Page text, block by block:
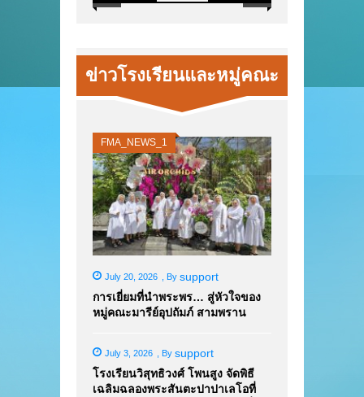
ข่าวโรงเรียนและหมู่คณะ
FMA_NEWS_1
July 20, 2026 By support
การเยี่ยมที่นำพระพร… สู่หัวใจของ
หมู่คณะมารีย์อุปถัมภ์ สามพราน
July 3, 2026 By support
โรงเรียนวิสุทธิวงศ์ โพนสูง จัดพิธี
เฉลิมฉลองพระสันตะปาปาเลโอที่